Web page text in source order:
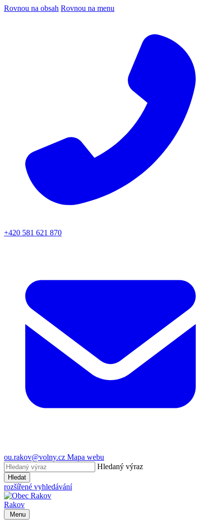
Rovnou na obsah Rovnou na menu
+420 581 621 870
ou.rakov@volny.cz Mapa webu
Hledaný výraz
Hledat
rozšířené vyhledávání
Rakov
Menu